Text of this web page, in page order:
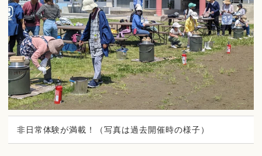
非日常体験が満載！（写真は過去開催時の様子）